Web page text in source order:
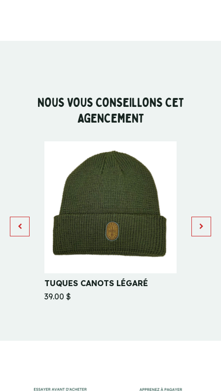
NOUS VOUS CONSEILLONS CET
AGENCEMENT
TUQUES CANOTS LÉGARÉ
39.00 $